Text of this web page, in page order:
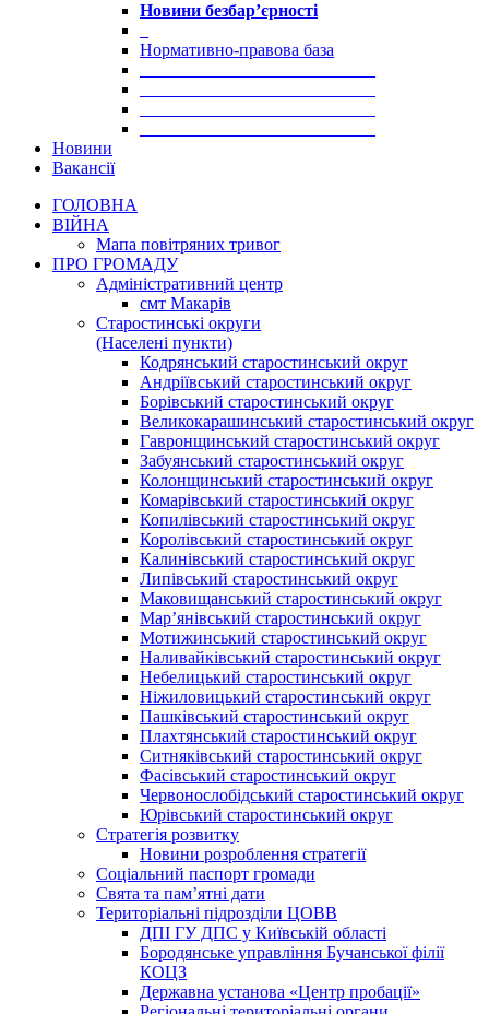
Новини безбар’єрності
Нормативно-правова база
Новини
Вакансії
ГОЛОВНА
ВІЙНА
Мапа повітряних тривог
ПРО ГРОМАДУ
Aдміністративний центр
смт Макарів
Старостинські округи
(Населені пункти)
Кодрянський старостинський округ
Андріївський старостинський округ
Борівський старостинський округ
Великокарашинський старостинський округ
Гавронщинський старостинський округ
Забуянський старостинський округ
Колонщинський старостинський округ
Комарівський старостинський округ
Копилівський старостинський округ
Королівський старостинський округ
Калинівський старостинський округ
Липівський старостинський округ
Маковищанський старостинський округ
Мар’янівський старостинський округ
Мотижинський старостинський округ
Наливайківський старостинський округ
Небелицький старостинський округ
Ніжиловицький старостинський округ
Пашківський старостинський округ
Плахтянський старостинський округ
Ситняківський старостинський округ
Фасівський старостинський округ
Червонослобідський старостинський округ
Юрівський старостинський округ
Стратегія розвитку
Новини розроблення стратегії
Соціальний паспорт громади
Свята та пам’ятні дати
Територіальні підрозділи ЦОВВ
ДПІ ГУ ДПС у Київській області
Бородянське управління Бучанської філії
КОЦЗ
Державна установа «Центр пробації»